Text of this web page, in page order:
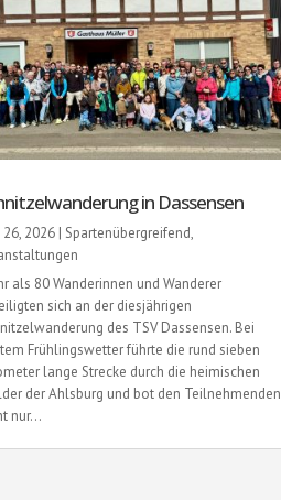
in Dassensen
26, 2026| Spartenübergreifend,
als 80 Wanderinnen und Wanderer
sich an der diesjährigen
des TSV Dassensen. Bei
Frühlingswetter führte die rund sieben
lange Strecke durch die heimischen
der Ahlsburg und bot den Teilnehmenden
nur...